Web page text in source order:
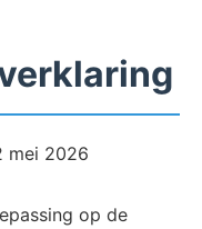
mei 2026
op de